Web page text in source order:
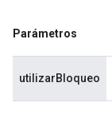
Parámetros
utilizarBloqueo